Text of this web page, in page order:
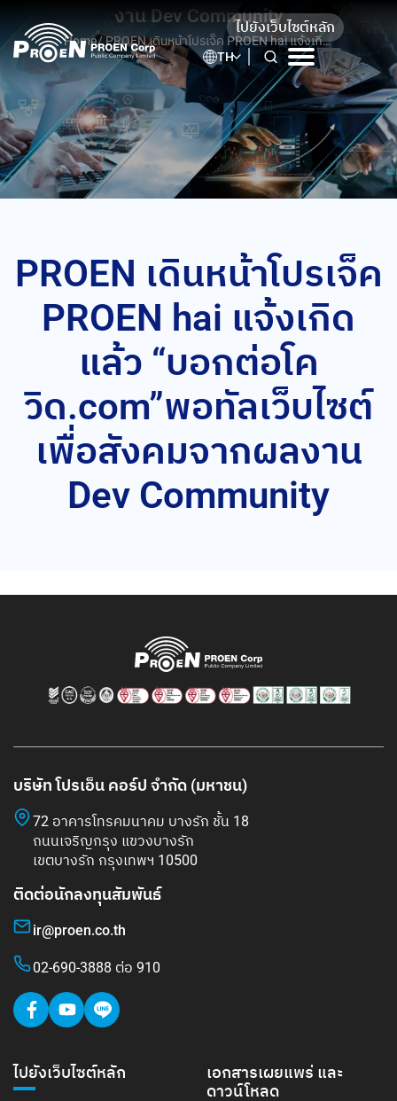
to
content
ไปยังเว็บไซต์หลัก
TH
งาน Dev Community
Home/PROEN เดินหน้าโปรเจ็ค PROEN hai แจ้งเกิด
แล้ว “บอกต่อโควิด.com”พอทัลเว็บไซต์เพื่อ
สังคมจากผลงาน Dev Community
PROEN เดินหน้าโปรเจ็ค
PROEN hai แจ้งเกิด
แล้ว “บอกต่อโค
วิด.com”พอทัลเว็บไซต์
เพื่อสังคมจากผลงาน
Dev Community
บริษัท โปรเอ็น คอร์ป จำกัด (มหาชน)
72 อาคารโทรคมนาคม บางรัก ชั้น 18
ถนนเจริญกรุง แขวงบางรัก
เขตบางรัก กรุงเทพฯ 10500
ติดต่อนักลงทุนสัมพันธ์
ir@proen.co.th
02-690-3888 ต่อ 910
ไปยังเว็บไซต์หลัก
เอกสารเผยแพร่ และ
ดาวน์โหลด